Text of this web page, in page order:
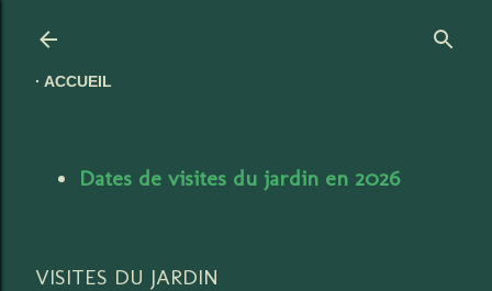
ACCUEIL
Dates de visites du jardin en 2026
VISITES DU JARDIN